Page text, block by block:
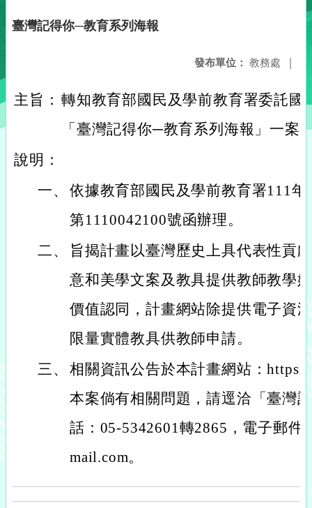
臺灣記得你─教育系列海報
發布單位： 教務處 |
主旨： 轉知教育部國民及學前教育署委託國
「臺灣記得你─教育系列海報」一案
說明：
一、 依據教育部國民及學前教育署111
第1110042100號函辦理。
二、
旨揭計畫以臺灣歷史上具代表性貢
意和美學文案及教具提供教師教學
價值認同，計畫網站除提供電子資
限量實體教具供教師申請。
三、 相關資訊公告於本計畫網站：
本案倘有相關問題，請逕洽「臺灣
話：05-5342601轉2865，電子郵件
mail.com。